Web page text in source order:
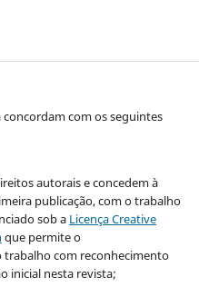
com os seguintes
autorais e concedem à
publicação, com o trabalho
sob a Licença Creative
que permite o
com reconhecimento
inicial nesta revista;